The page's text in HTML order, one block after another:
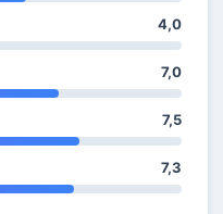
4,0
7,0
7,5
7,3